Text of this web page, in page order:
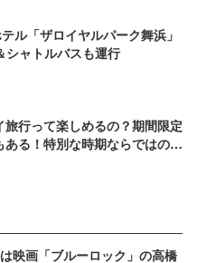
ル「ザロイヤルパーク舞浜」
シャトルバスも運行
旅行って楽しめるの？期間限定
ある！特別な時期ならではの過
映画「ブルーロック」の高橋